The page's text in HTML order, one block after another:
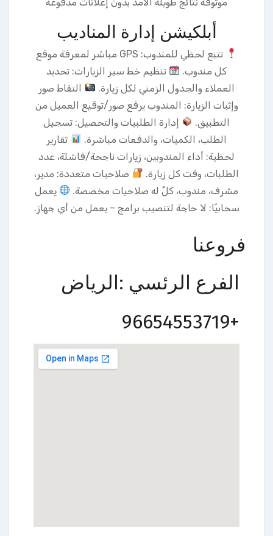
أبلكيشن إدارة المناديب
تتبع لحظي للمندوب: GPS مباشر لمعرفة موقع
كل مندوب.
تنظيم خط سير الزيارات: تحديد
العملاء والجدول الزمني لكل زيارة.
التقاط صور
وإثبات الزيارة: المندوب يرفع صور/توقيع العميل من
التطبيق.
إدارة الطلبيات والتحصيل: تسجيل
الطلب، الكميات، والدفعات مباشرة.
تقارير
لحظية: أداء المندوبين، زيارات ناجحة/فاشلة، عدد
الطلبات، وقت كل زيارة.
صلاحيات متعددة: مدير،
مشرف، مندوب، كلٌ له صلاحيات مخصصة.
يعمل
سحابيًا: لا حاجة لتنصيب برامج – يعمل من أي جهاز.
فروعنا
الفرع الرئسي :الرياض
+96654553719